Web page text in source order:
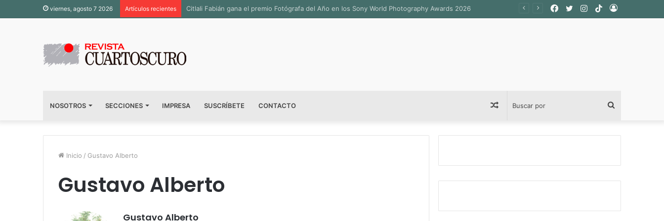
viernes, agosto 7 2026 Artículos recientes Inauguran sala permanente «Pedro Valtierra» en la Fototeca de Zacatecas Acceso
TikTok
Instagram
Twitter
Facebook
NOSOTROS SECCIONES IMPRESA SUSCRÍBETE CONTACTO
por
Publicación
al
azar
Inicio / Gustavo Alberto
Gustavo Alberto
Gustavo Alberto